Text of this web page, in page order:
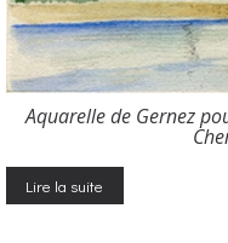
Aquarelle de Gernez
Lire la suite